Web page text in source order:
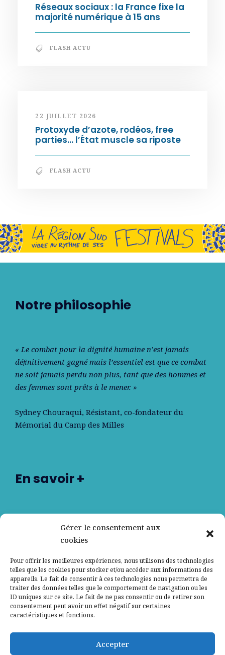
Gérer le consentement aux
cookies
Pour offrir les meilleures expériences, nous utilisons des technologies
telles que les cookies pour stocker et/ou accéder aux informations des
appareils. Le fait de consentir à ces technologies nous permettra de
traiter des données telles que le comportement de navigation ou les
ID uniques sur ce site. Le fait de ne pas consentir ou de retirer son
consentement peut avoir un effet négatif sur certaines
caractéristiques et fonctions.
Accepter
Réseaux sociaux : la France fixe la
majorité numérique à 15 ans
FLASH ACTU
22 JUILLET 2026
Protoxyde d’azote, rodéos, free
parties… l’État muscle sa riposte
FLASH ACTU
Notre philosophie
« Le combat pour la dignité humaine n’est jamais
déﬁnitivement gagné mais l’essentiel est que ce combat
ne soit jamais perdu non plus, tant que des hommes et
des femmes sont prêts à le mener. »
Sydney Chouraqui, Résistant, co-fondateur du
Mémorial du Camp des Milles
En savoir +
Contactez-nous
Mentions légales